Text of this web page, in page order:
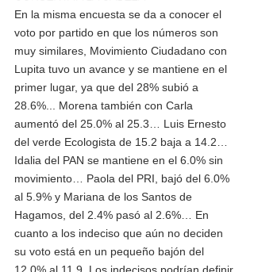
En la misma encuesta se da a conocer el
voto por partido en que los números son
muy similares, Movimiento Ciudadano con
Lupita tuvo un avance y se mantiene en el
primer lugar, ya que del 28% subió a
28.6%... Morena también con Carla
aumentó del 25.0% al 25.3… Luis Ernesto
del verde Ecologista de 15.2 baja a 14.2…
Idalia del PAN se mantiene en el 6.0% sin
movimiento… Paola del PRI, bajó del 6.0%
al 5.9% y Mariana de los Santos de
Hagamos, del 2.4% pasó al 2.6%… En
cuanto a los indeciso que aún no deciden
su voto está en un pequeño bajón del